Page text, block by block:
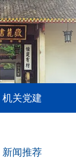
机关党建
新闻推荐